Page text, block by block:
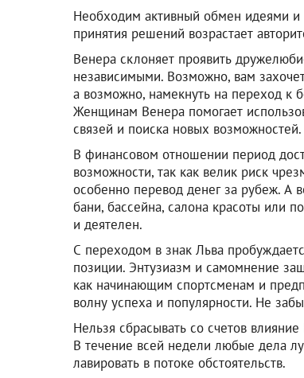
Необходим активный обмен идеями и
принятия решений возрастает
Венера склоняет проявить
независимыми. Возможно, вам
а возможно, намекнуть на переход к
Женщинам Венера помогает
связей и поиска новых возможностей.
В финансовом отношении период
возможности, так как велик риск
особенно перевод денег за рубеж. А
бани, бассейна, салона красоты или
и деятелен.
С переходом в знак Льва
позиции. Энтузиазм и самомнение
как начинающим спортсменам и
волну успеха и популярности. Не
Нельзя сбрасывать со счетов
В течение всей недели любые дела
лавировать в потоке обстоятельств.